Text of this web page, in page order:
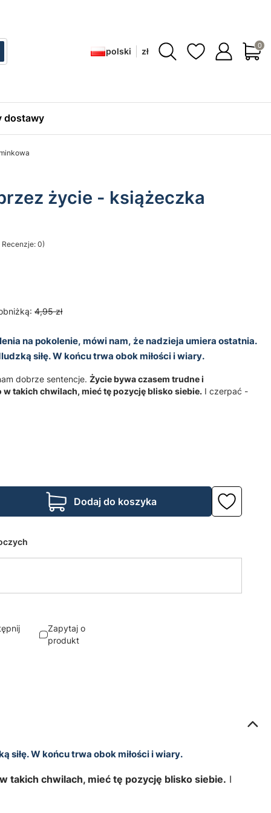
polski zł
dostawy
życie - książeczka
0)
Opinie
4,95 zł
na pokolenie, mówi nam, że nadzieja umiera ostatnia.
siłę. W końcu trwa obok miłości i wiary.
dobrze sentencje. Życie bywa czasem trudne i
takich chwilach, mieć tę pozycję blisko siebie. I czerpać -
Dodaj do koszyka
Zapytaj o
produkt
siłę. W końcu trwa obok miłości i wiary.
takich chwilach, mieć tę pozycję blisko siebie. I